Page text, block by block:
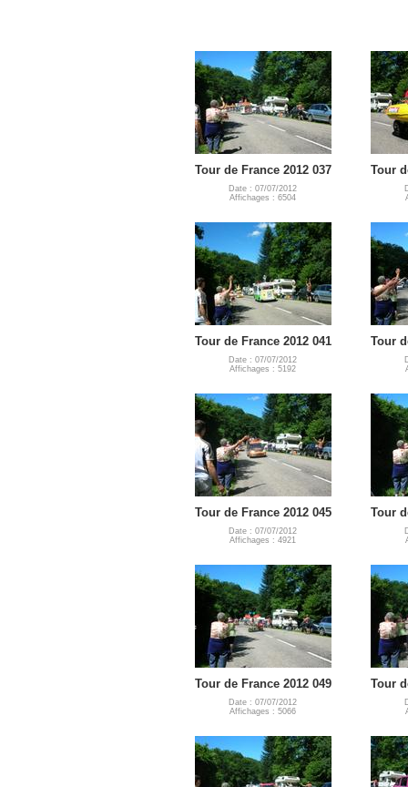
Tour de France 2012 037
Date : 07/07/2012
Affichages : 6504
Tour
Tour de France 2012 041
Date : 07/07/2012
Affichages : 5192
Tour
Tour de France 2012 045
Date : 07/07/2012
Affichages : 4921
Tour
Tour de France 2012 049
Date : 07/07/2012
Affichages : 5066
Tour